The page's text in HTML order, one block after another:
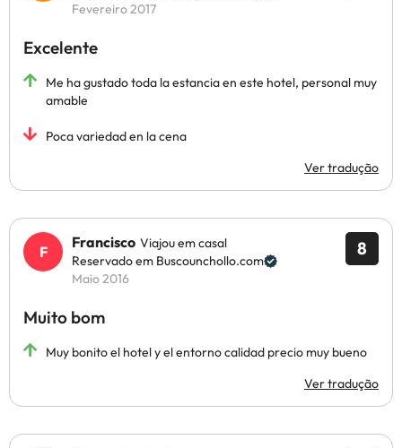
Fevereiro 2017
Excelente
Me ha gustado toda la estancia en este hotel, personal muy
amable
Poca variedad en la cena
Ver tradução
8
Francisco Viajou em casal
Reservado em Buscounchollo.com
Maio 2016
Muito bom
Muy bonito el hotel y el entorno calidad precio muy bueno
Ver tradução